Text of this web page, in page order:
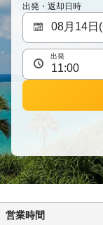
出発・返却日時
出発
営業時間